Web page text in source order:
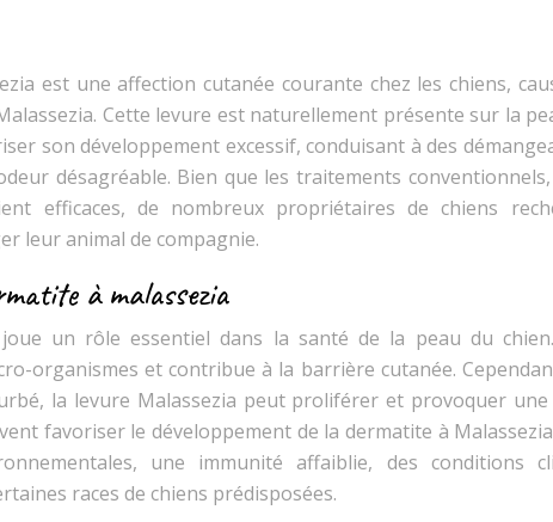
est une affection cutanée courante chez les chiens,
Cette levure est naturellement présente sur la
son développement excessif, conduisant à des
désagréable. Bien que les traitements
efficaces, de nombreux propriétaires de chiens
leur animal de compagnie.
à malassezia
un rôle essentiel dans la santé de la peau du
organismes et contribue à la barrière cutanée.
la levure Malassezia peut proliférer et provoquer
favoriser le développement de la dermatite à
une immunité affaiblie, des conditions
races de chiens prédisposées.